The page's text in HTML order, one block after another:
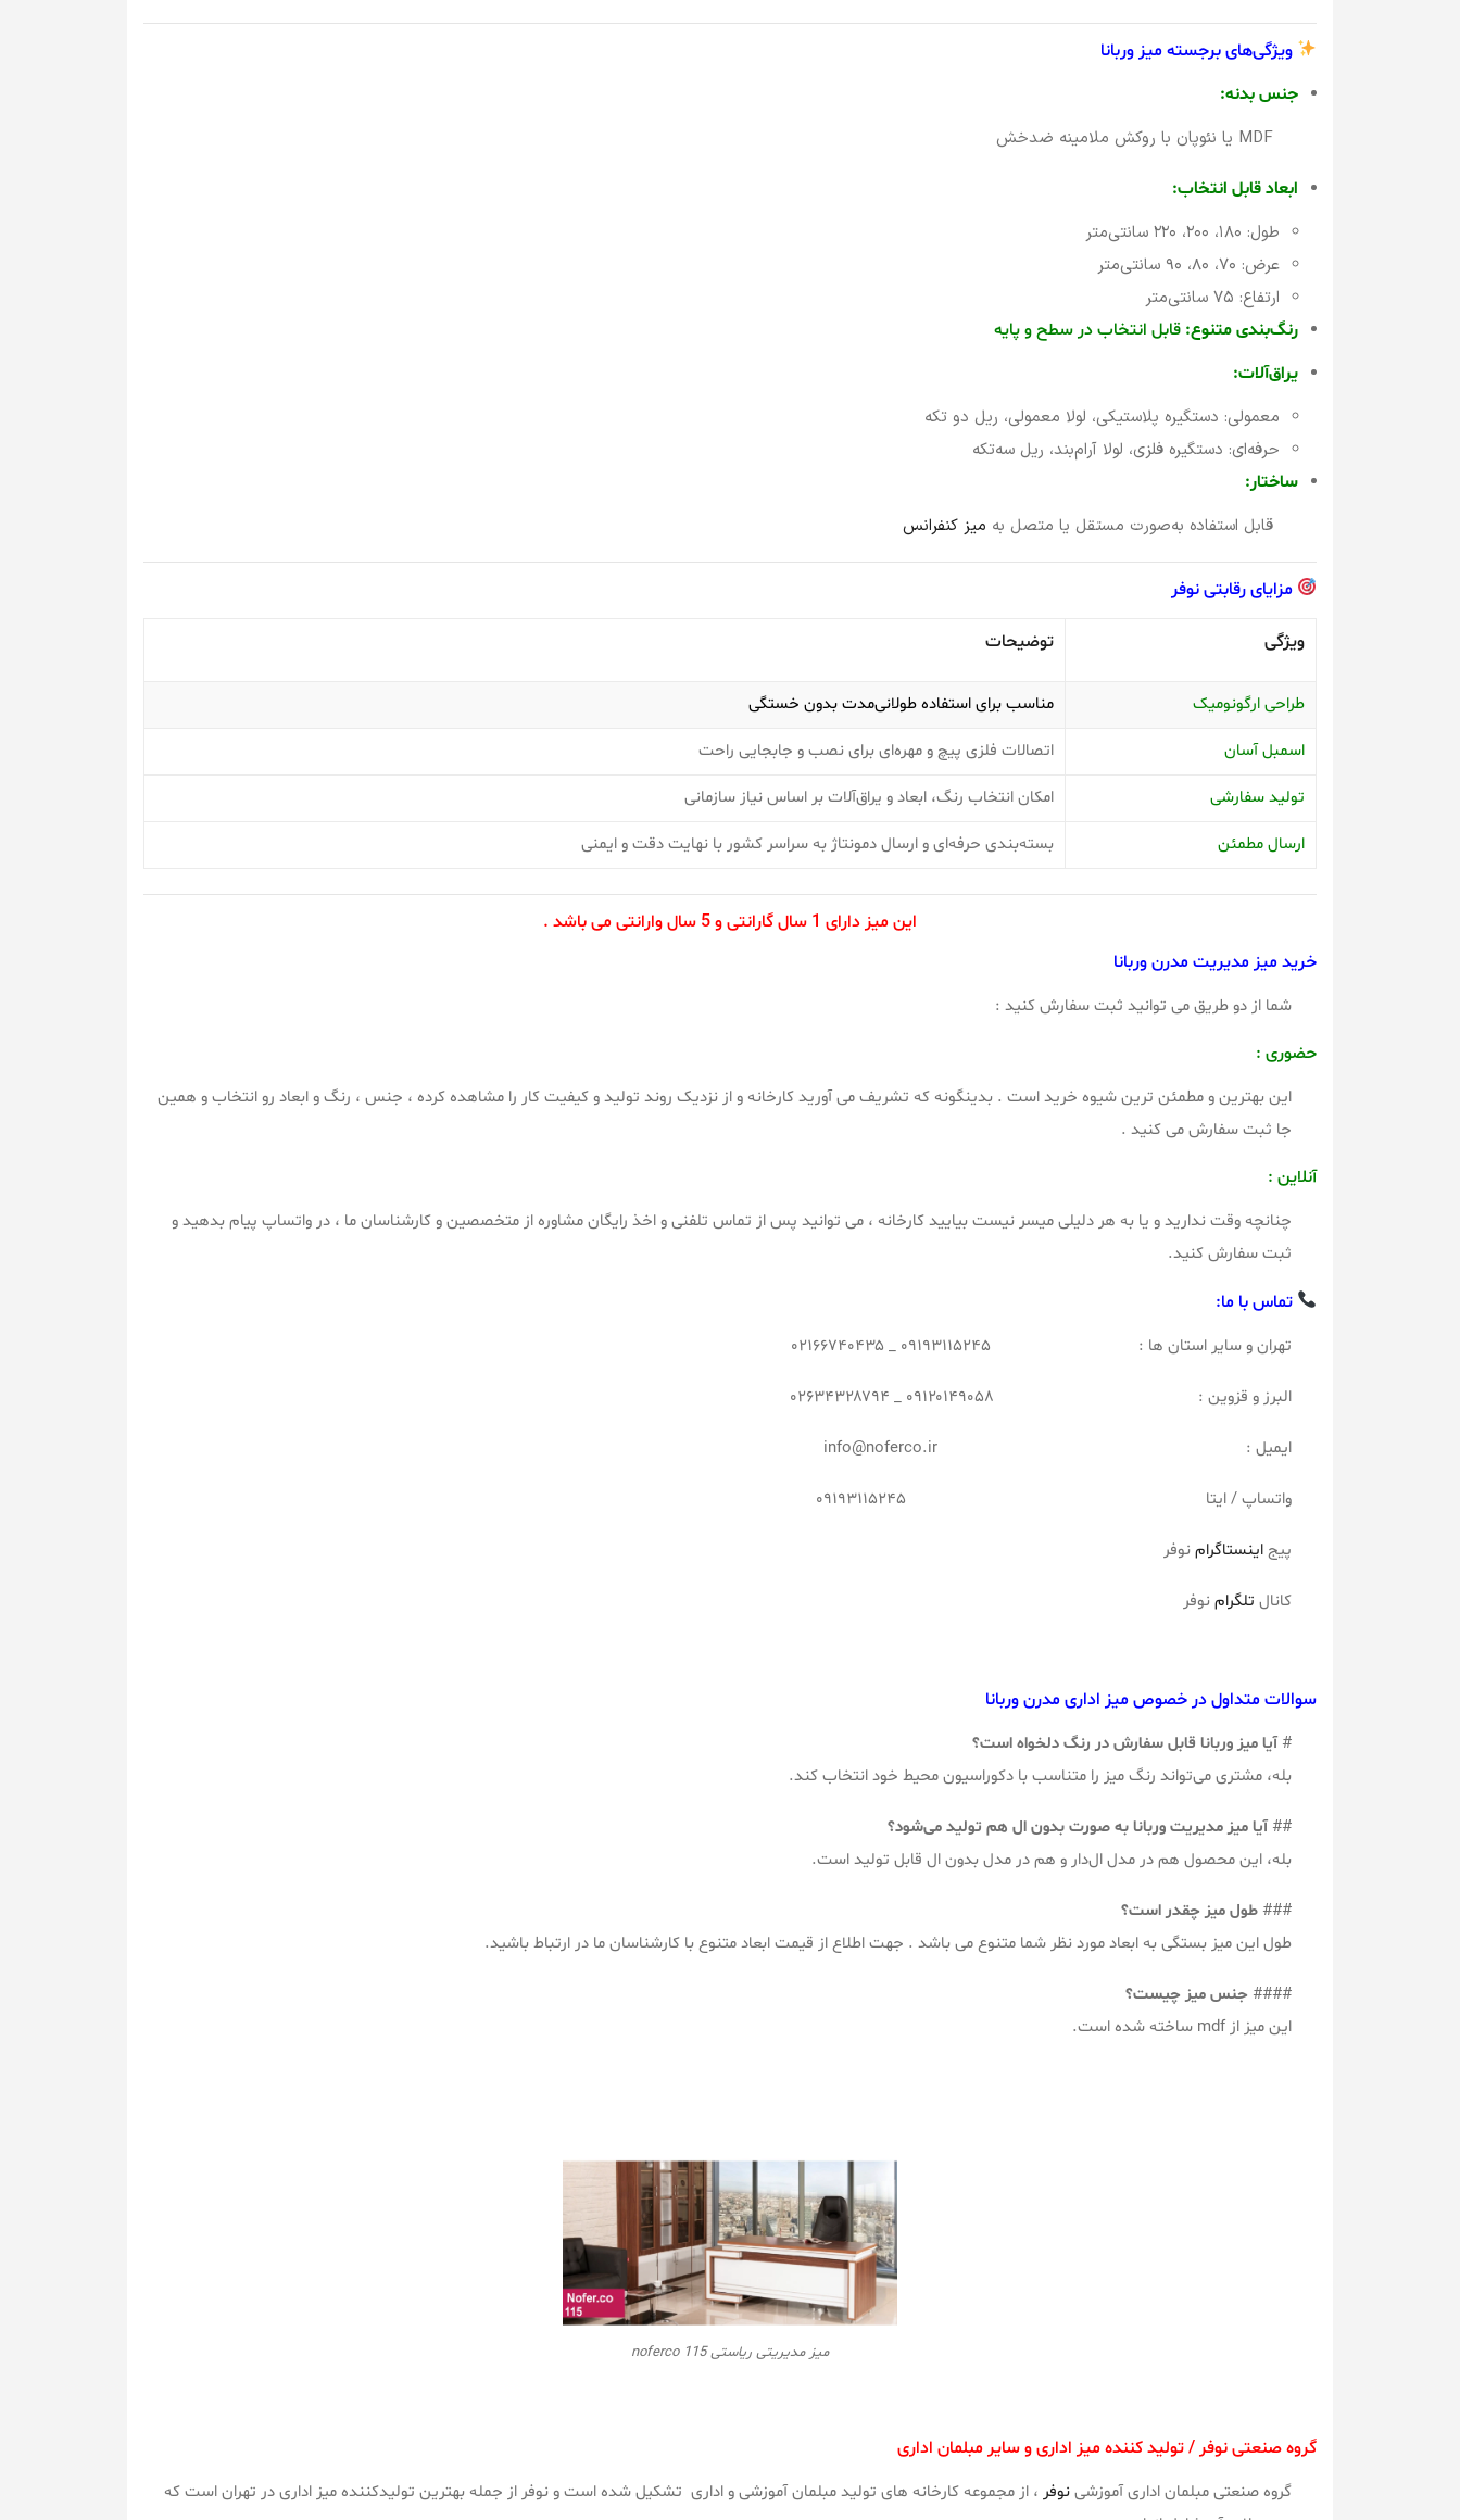
ویژگی‌های برجسته میز وربانا
جنس بدنه:
MDF یا نئوپان با روکش ملامینه ضدخش
ابعاد قابل انتخاب:
طول: ۱۸۰، ۲۰۰، ۲۲۰ سانتی‌متر
عرض: ۷۰، ۸۰، ۹۰ سانتی‌متر
ارتفاع: ۷۵ سانتی‌متر
رنگ‌بندی متنوع: قابل انتخاب در سطح و پایه
یراق‌آلات:
معمولی: دستگیره پلاستیکی، لولا معمولی، ریل دو تکه
حرفه‌ای: دستگیره فلزی، لولا آرام‌بند، ریل سه‌تکه
ساختار:
قابل استفاده به‌صورت مستقل یا متصل به میز کنفرانس
مزایای رقابتی نوفر
ویژگی توضیحات
طراحی ارگونومیک مناسب برای استفاده طولانی‌مدت بدون خستگی
اسمبل آسان اتصالات فلزی پیچ و مهره‌ای برای نصب و جابجایی راحت
تولید سفارشی امکان انتخاب رنگ، ابعاد و یراق‌آلات بر اساس نیاز سازمانی
ارسال مطمئن بسته‌بندی حرفه‌ای و ارسال دمونتاژ به سراسر کشور با نهایت دقت و ایمنی
این میز دارای 1 سال گارانتی و 5 سال وارانتی می باشد .
خرید میز مدیریت مدرن وربانا
شما از دو طریق می توانید ثبت سفارش کنید :
حضوری :
این بهترین و مطمئن ترین شیوه خرید است . بدینگونه که تشریف می آورید کارخانه و از نزدیک روند تولید و کیفیت کار را مشاهده کرده ، جنس ، رنگ و ابعاد رو انتخاب و همین
جا ثبت سفارش می کنید .
آنلاین :
چنانچه وقت ندارید و یا به هر دلیلی میسر نیست بیایید کارخانه ، می توانید پس از تماس تلفنی و اخذ رایگان مشاوره از متخصصین و کارشناسان ما ، در واتساپ پیام بدهید و
ثبت سفارش کنید.
تماس با ما:
تهران و سایر استان ها : ۰۹۱۹۳۱۱۵۲۴۵ _ ۰۲۱۶۶۷۴۰۴۳۵
البرز و قزوین : ۰۹۱۲۰۱۴۹۰۵۸ _ ۰۲۶۳۴۳۲۸۷۹۴
ایمیل : info@noferco.ir
واتساپ / ایتا ۰۹۱۹۳۱۱۵۲۴۵
پیجاینستاگرامنوفر
کانال تلگرامنوفر
سوالات متداول در خصوص میز اداری مدرن وربانا
# آیا میز وربانا قابل سفارش در رنگ دلخواه است؟
بله، مشتری می‌تواند رنگ میز را متناسب با دکوراسیون محیط خود انتخاب کند.
## آیا میز مدیریت وربانا به صورت بدون ال‌ هم تولید می‌شود؟
بله، این محصول هم در مدل ال‌دار و هم در مدل بدون ال قابل تولید است.
### طول میز چقدر است؟
طول این میز بستگی به ابعاد مورد نظر شما متنوع می باشد . جهت اطلاع از قیمت ابعاد متنوع با کارشناسان ما در ارتباط باشید.
#### جنس میز چیست؟
این میز از mdf ساخته شده است.
میز مدیریتی ریاستی noferco 115
گروه صنعتی نوفر / تولید کننده میز اداری و سایر مبلمان اداری
گروه صنعتی مبلمان اداری آموزشینوفر ، از مجموعه کارخانه های تولید مبلمان آموزشی و اداری تشکیل شده است و نوفر از جمله بهترین تولیدکننده میز اداری در تهران است که